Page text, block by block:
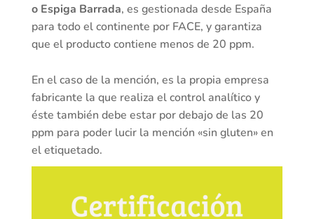
o Espiga Barrada, es gestionada desde España
para todo el continente por FACE, y garantiza
que el producto contiene menos de 20 ppm.
En el caso de la mención, es la propia empresa
fabricante la que realiza el control analítico y
éste también debe estar por debajo de las 20
ppm para poder lucir la mención «sin gluten» en
el etiquetado.